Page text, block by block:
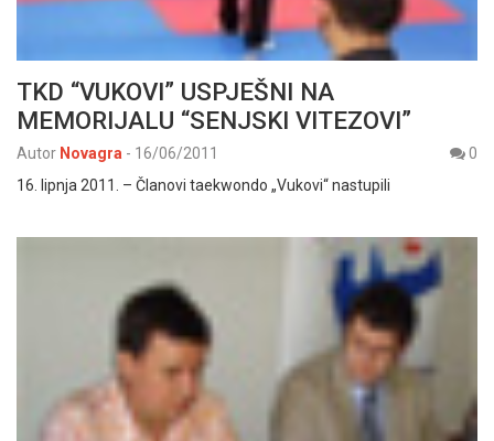
TKD “VUKOVI” USPJEŠNI NA
MEMORIJALU “SENJSKI VITEZOVI”
Autor Novagra - 16/06/2011
0
16. lipnja 2011. – Članovi taekwondo „Vukovi“ nastupili